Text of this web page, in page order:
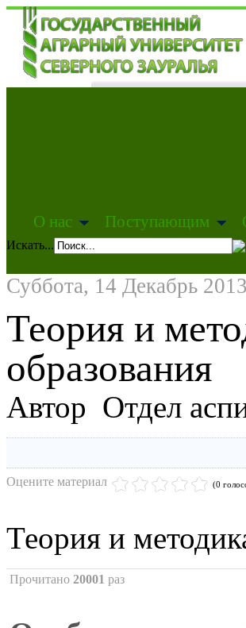
О нас Поступающим
Искать...
Суббота, 14 Декабрь
Теория и
образования
Автор Отдел
Оцените материал (0
Теория и
Прочитано 20001 раз